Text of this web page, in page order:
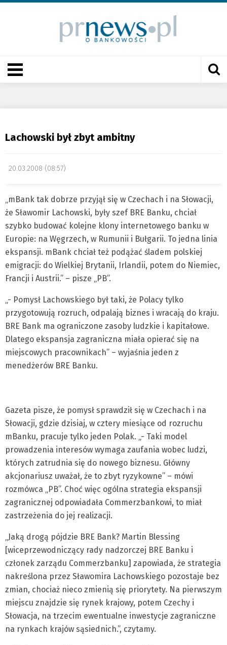
Lachowski był zbyt ambitny
20.03.2008 (08:57)
„mBank tak dobrze przyjął się w Czechach i na Słowacji,
że Sławomir Lachowski, były szef BRE Banku, chciał
szybko budować kolejne klony internetowego banku w
Europie: na Węgrzech, w Rumunii i Bułgarii. To jedna linia
ekspansji. mBank chciał też podążać śladem polskiej
emigracji: do Wielkiej Brytanii, Irlandii, potem do Niemiec,
Francji i Austrii.” – pisze „PB”.
„- Pomysł Lachowskiego był taki, że Polacy tylko
przygotowują rozruch, odpalają biznes i wracają do kraju.
BRE Bank ma ograniczone zasoby ludzkie i kapitałowe.
Dlatego ekspansja zagraniczna miała opierać się na
miejscowych pracownikach” – wyjaśnia jeden z
menedżerów BRE Banku.
Gazeta pisze, że pomysł sprawdził się w Czechach i na
Słowacji, gdzie dzisiaj, w cztery miesiące od rozruchu
mBanku, pracuje tylko jeden Polak. „- Taki model
prowadzenia interesów wymaga zaufania wobec ludzi,
których zatrudnia się do nowego biznesu. Główny
akcjonariusz uważał, że to zbyt ryzykowne” – mówi
rozmówca „PB”. Choć więc ogólna strategia ekspansji
zagranicznej odpowiadała Commerzbankowi, to miał
zastrzeżenia do jej realizacji.
„Jaką drogą pójdzie BRE Bank? Martin Blessing
[wiceprzewodniczący rady nadzorczej BRE Banku i
członek zarządu Commerzbanku] zapowiada, że strategia
nakreślona przez Sławomira Lachowskiego pozostaje bez
zmian, chociaż nieco zmienią się priorytety. Na pierwszym
miejscu znajdzie się rynek krajowy, potem Czechy i
Słowacja, na trzecim ewentualne inwestycje zagraniczne
na rynkach krajów sąsiednich.”, czytamy.